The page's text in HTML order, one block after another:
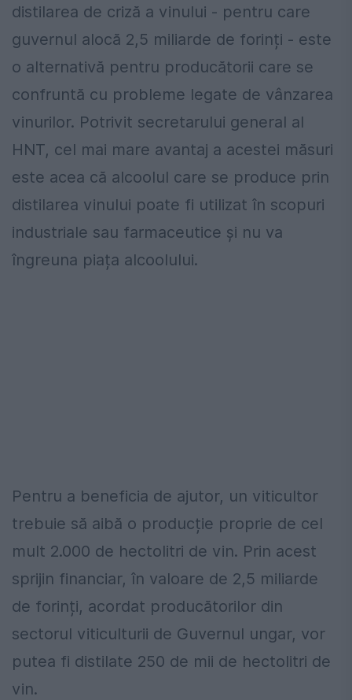
distilarea de criză a vinului - pentru care
guvernul alocă 2,5 miliarde de forinți - este
o alternativă pentru producătorii care se
confruntă cu probleme legate de vânzarea
vinurilor. Potrivit secretarului general al
HNT, cel mai mare avantaj a acestei măsuri
este acea că alcoolul care se produce prin
distilarea vinului poate fi utilizat în scopuri
industriale sau farmaceutice și nu va
îngreuna piața alcoolului.
Pentru a beneficia de ajutor, un viticultor
trebuie să aibă o producție proprie de cel
mult 2.000 de hectolitri de vin. Prin acest
sprijin financiar, în valoare de 2,5 miliarde
de forinți, acordat producătorilor din
sectorul viticulturii de Guvernul ungar, vor
putea fi distilate 250 de mii de hectolitri de
vin.